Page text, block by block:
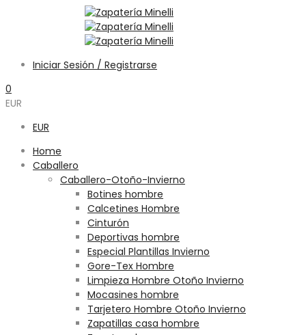
Iniciar Sesión / Registrarse
0
EUR
EUR
Home
Caballero
Caballero-Otoño-Invierno
Botines hombre
Calcetines Hombre
Cinturón
Deportivas hombre
Especial Plantillas Invierno
Gore-Tex Hombre
Limpieza Hombre Otoño Invierno
Mocasines hombre
Tarjetero Hombre Otoño Invierno
Zapatillas casa hombre